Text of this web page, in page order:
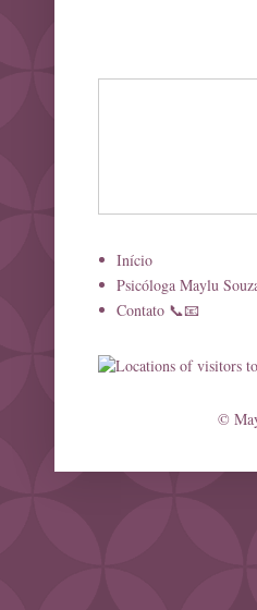
Início
Psicóloga Maylu
Contato 📞📧
©